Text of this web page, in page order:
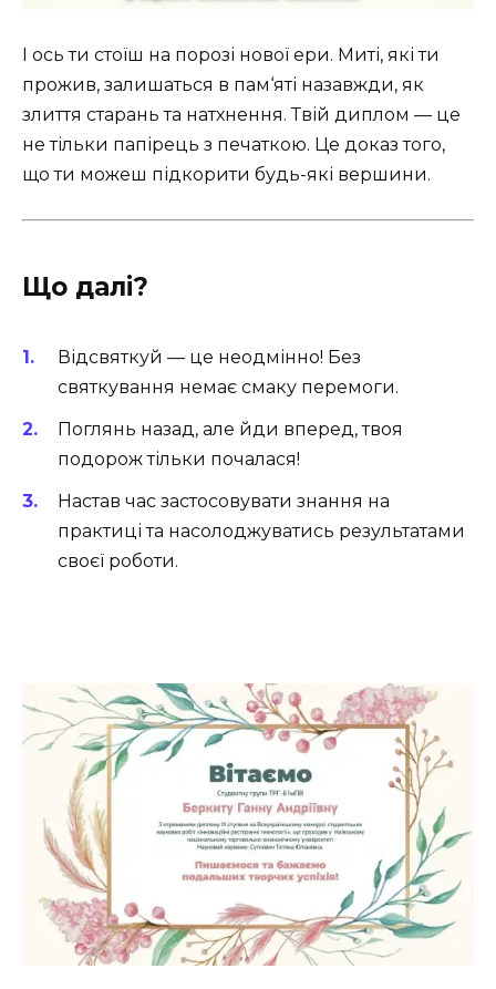
І ось ти стоїш на порозі нової ери. Миті, які ти
прожив, залишаться в пам‘яті назавжди, як
злиття старань та натхнення. Твій диплом — це
не тільки папірець з печаткою. Це доказ того,
що ти можеш підкорити будь-які вершини.
Що далі?
Відсвяткуй — це неодмінно! Без
святкування немає смаку перемоги.
Поглянь назад, але йди вперед, твоя
подорож тільки почалася!
Настав час застосовувати знання на
практиці та насолоджуватись результатами
своєї роботи.